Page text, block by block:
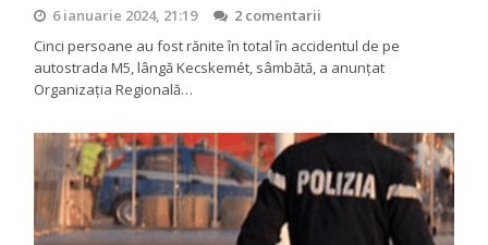
6 ianuarie 2024, 21:19
2 comentarii
Cinci persoane au fost rănite în total în accidentul de pe
autostrada M5, lângă Kecskemét, sâmbătă, a anunțat
Organizația Regională…